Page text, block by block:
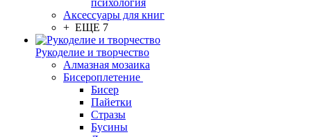
психология
Аксессуары для книг
+ ЕЩЕ 7
Рукоделие и творчество
Алмазная мозаика
Бисероплетение
Бисер
Пайетки
Стразы
Бусины